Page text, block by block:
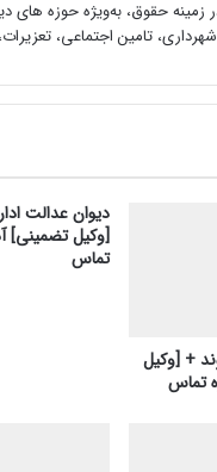
زمینه حقوق، به‌ویژه حوزه های
تامین اجتماعی، تعزیرات،
+ [وکیل
تماس
دیوان عدالت
[وکیل تضمینی]
تماس